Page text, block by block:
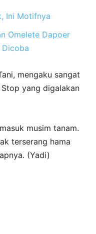
Ini Motifnya
Omelete Dapoer
Dicoba
mengaku sangat
yang digalakan
musim tanam.
terserang hama
(Yadi)